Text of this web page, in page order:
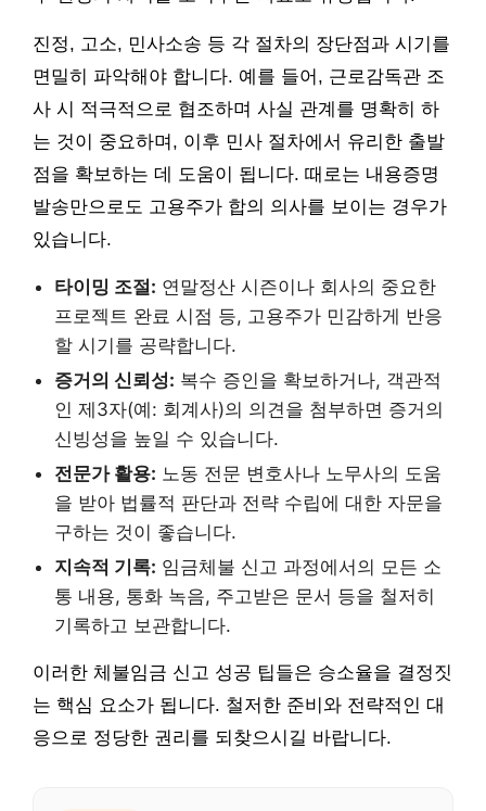
진정, 고소, 민사소송 등 각 절차의 장단점과 시기를
면밀히 파악해야 합니다. 예를 들어, 근로감독관 조
사 시 적극적으로 협조하며 사실 관계를 명확히 하
는 것이 중요하며, 이후 민사 절차에서 유리한 출발
점을 확보하는 데 도움이 됩니다. 때로는 내용증명
발송만으로도 고용주가 합의 의사를 보이는 경우가
있습니다.
타이밍 조절: 연말정산 시즌이나 회사의 중요한
프로젝트 완료 시점 등, 고용주가 민감하게 반응
할 시기를 공략합니다.
증거의 신뢰성: 복수 증인을 확보하거나, 객관적
인 제3자(예: 회계사)의 의견을 첨부하면 증거의
신빙성을 높일 수 있습니다.
전문가 활용: 노동 전문 변호사나 노무사의 도움
을 받아 법률적 판단과 전략 수립에 대한 자문을
구하는 것이 좋습니다.
지속적 기록: 임금체불 신고 과정에서의 모든 소
통 내용, 통화 녹음, 주고받은 문서 등을 철저히
기록하고 보관합니다.
이러한 체불임금 신고 성공 팁들은 승소율을 결정짓
는 핵심 요소가 됩니다. 철저한 준비와 전략적인 대
응으로 정당한 권리를 되찾으시길 바랍니다.